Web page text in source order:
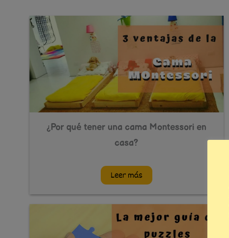
¿Por qué tener una cama Montessori en
casa?
Leer más